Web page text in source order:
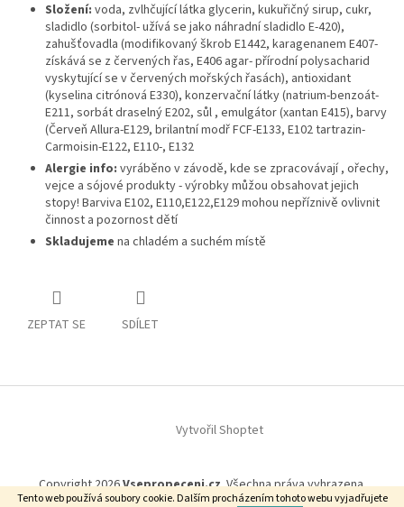
Tento web používá soubory cookie. Dalším procházením tohoto webu vyjadřujete
Složení: voda, zvlhčující látka glycerin, kukuřičný sirup, cukr,
sladidlo (sorbitol- užívá se jako náhradní sladidlo E-420),
zahušťovadla (modifikovaný škrob E1442, karagenanem E407-
získává se z červených řas, E406 agar- přírodní polysacharid
vyskytující se v červených mořských řasách), antioxidant
(kyselina citrónová E330), konzervační látky (natrium-benzoát-
E211, sorbát draselný E202, sůl , emulgátor (xantan E415), barvy
(Červeň Allura-E129, brilantní modř FCF-E133, E102 tartrazin-
Carmoisin-E122, E110-, E132
Alergie info: vyráběno v závodě, kde se zpracovávají , ořechy,
vejce a sójové produkty - výrobky můžou obsahovat jejich
stopy! Barviva E102, E110,E122,E129 mohou nepříznivě ovlivnit
činnost a pozornost dětí
Skladujeme na chladém a suchém místě
ZEPTAT SE SDÍLET
Z
í
Vytvořil Shoptet
Copyright 2026Vsepropeceni.cz. Všechna práva vyhrazena.